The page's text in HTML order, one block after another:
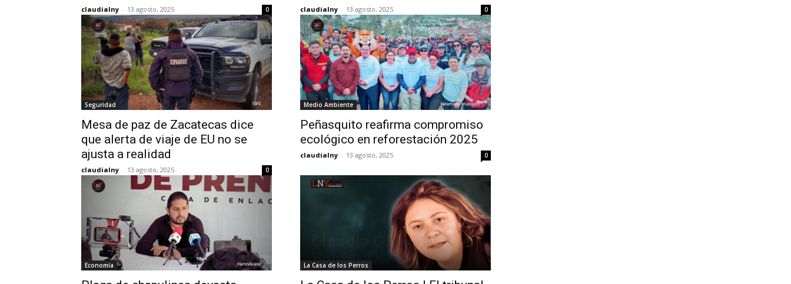
claudialny - 13 agosto, 2025 0 claudialny - 13 agosto, 2025 0
Seguridad
Mesa de paz de Zacatecas dice
que alerta de viaje de EU no se
ajusta a realidad
claudialny - 13 agosto, 2025 0
Medio Ambiente
Peñasquito reafirma compromiso
ecológico en reforestación 2025
claudialny - 13 agosto, 2025 0
Economía La Casa de los Perros